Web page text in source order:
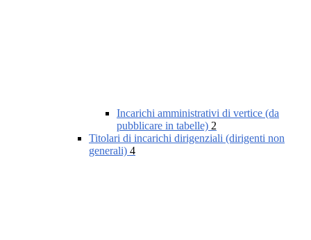
Incarichi amministrativi di vertice (da
pubblicare in tabelle) 2
Titolari di incarichi dirigenziali (dirigenti non
generali) 4